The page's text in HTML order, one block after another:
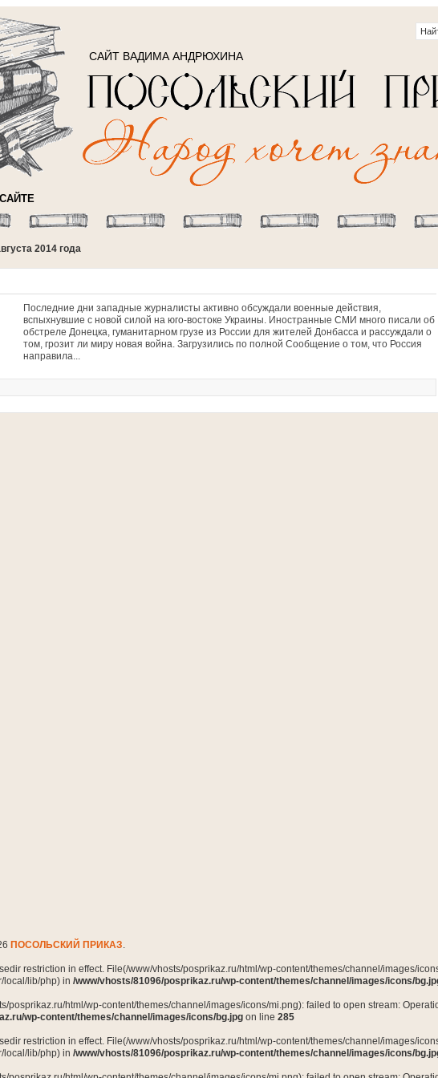
САЙТ ВАДИМА АНДРЮХИНА
2014 года
Последние дни западные журналисты активно обсуждали военные действия,
вспыхнувшие с новой силой на юго-востоке Украины. Иностранные СМИ много писали об
обстреле Донецка, гуманитарном грузе из России для жителей Донбасса и рассуждали о
том, грозит ли миру новая война. Загрузились по полной Сообщение о том, что Россия
направила...
ПОСОЛЬСКИЙ ПРИКАЗ.
restriction in effect. File(/www/vhosts/posprikaz.ru/html/wp-content/themes/channel/images/
local/lib/php) in /www/vhosts/81096/posprikaz.ru/wp-content/themes/channel/images/icons/
posprikaz.ru/html/wp-content/themes/channel/images/icons/mi.png): failed to open stream:
wp-content/themes/channel/images/icons/bg.jpg on line 285
restriction in effect. File(/www/vhosts/posprikaz.ru/html/wp-content/themes/channel/images/
local/lib/php) in /www/vhosts/81096/posprikaz.ru/wp-content/themes/channel/images/icons/